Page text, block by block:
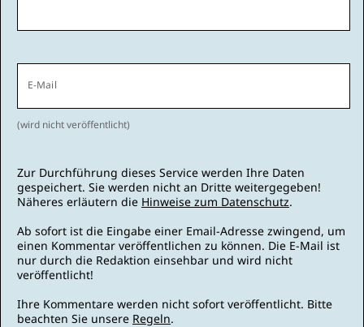
E-Mail
(wird nicht veröffentlicht)
Zur Durchführung dieses Service werden Ihre Daten
gespeichert. Sie werden nicht an Dritte weitergegeben!
Näheres erläutern die Hinweise zum Datenschutz.
Ab sofort ist die Eingabe einer Email-Adresse zwingend, um
einen Kommentar veröffentlichen zu können. Die E-Mail ist
nur durch die Redaktion einsehbar und wird nicht
veröffentlicht!
Ihre Kommentare werden nicht sofort veröffentlicht. Bitte
beachten Sie unsere Regeln.